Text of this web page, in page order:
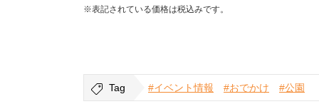
※表記されている価格は税込みです。
Tag #イベント情報 #おでかけ #公園